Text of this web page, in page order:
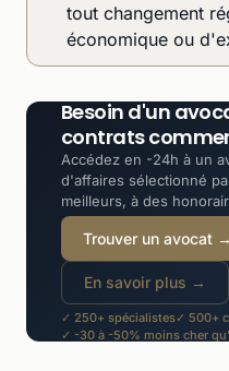
tout changement
économique ou
Besoin d'un
contrats
Accédez en -24h à un
d'affaires sélectionné
meilleurs, à des
Trouver un avocat →
En savoir plus →
✓ 250+ spécialistes✓ 500+
✓ -30 à -50% moins cher